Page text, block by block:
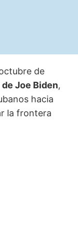
de
Joe Biden,
hacia
la frontera